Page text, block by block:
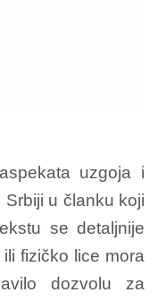
uzgoja i
u članku koji
se detaljnije
fizičko lice mora
dozvolu za